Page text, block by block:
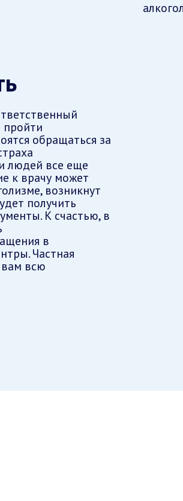
обращаться за
людей все еще
к врачу может
возникнут
получить
К счастью, в
в
Частная
вам всю